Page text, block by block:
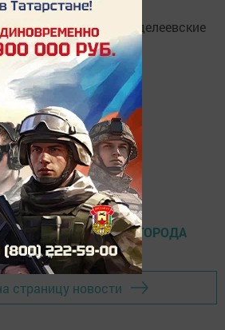
Telegram-канал
«Менделеевские
новости»
В ОЗЕЛЕНЕНИЕ ГОРОДА
страницу новости